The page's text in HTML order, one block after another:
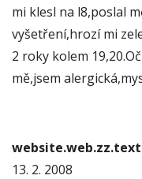
mi klesl na l8,poslal
vyšetření,hrozí mi
2 roky kolem
mě,jsem
13. 2. 2008